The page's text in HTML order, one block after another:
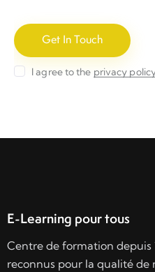
I agree to the privacy
E-Learning pour tous
Centre de formation depuis
reconnus pour la qualité de